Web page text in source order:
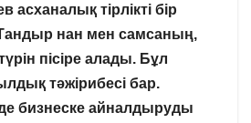
асханалық тірлікті бір
Тандыр нан мен самсаның,
пісіре алады. Бұл
тәжірибесі бар.
бизнеске айналдыруды